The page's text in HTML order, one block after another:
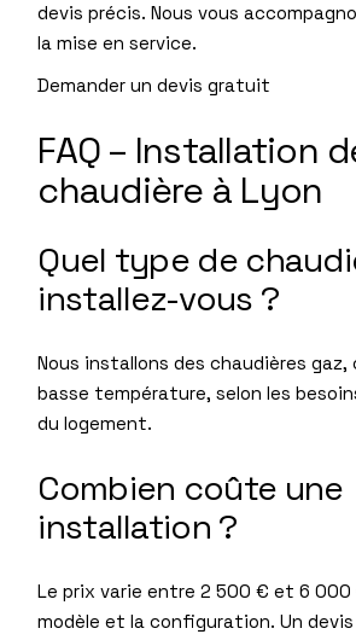
devis précis. Nous vous
la mise en service.
Demander un devis gratuit
FAQ – Installation
chaudière à Lyon
Quel type de
installez-vous ?
Nous installons des chaudières
basse température, selon les
du logement.
Combien coûte une
installation ?
Le prix varie entre 2 500 € et 6 000
modèle et la configuration. Un